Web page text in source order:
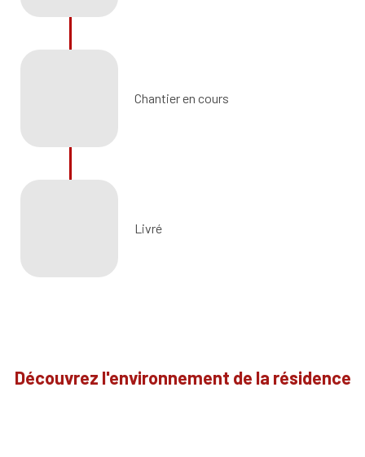
Chantier en cours
Livré
Découvrez l'environnement de la résidence